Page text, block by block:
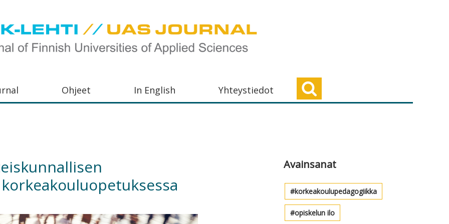
Ohjeet In English Yhteystiedot
Avainsanat
korkeakoulupedagogiikka
opiskelun ilo